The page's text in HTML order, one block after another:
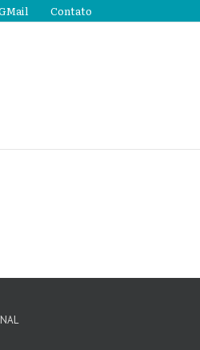
Contato